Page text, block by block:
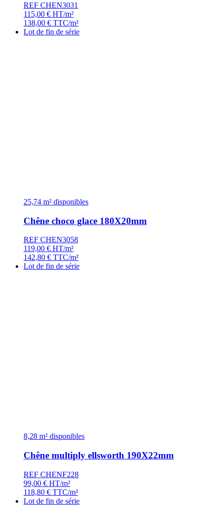
REF CHEN3031
115,00 € HT/m²
138,00 € TTC/m²
Lot de fin de série
25,74 m² disponibles
Chêne choco glace 180X20mm
REF CHEN3058
119,00 € HT/m²
142,80 € TTC/m²
Lot de fin de série
8,28 m² disponibles
Chêne multiply ellsworth 190X22mm
REF CHENF228
99,00 € HT/m²
118,80 € TTC/m²
Lot de fin de série